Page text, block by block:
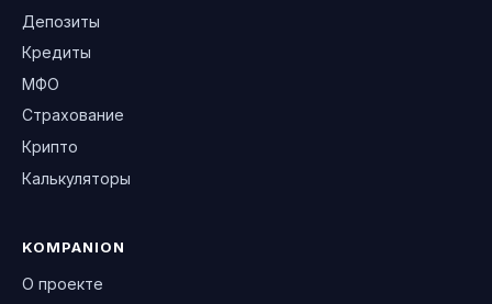
Депозиты
Кредиты
МФО
Страхование
Крипто
Калькуляторы
KOMPANION
О проекте